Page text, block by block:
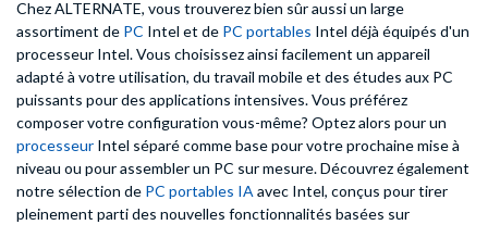
Chez ALTERNATE, vous trouverez bien sûr aussi un large
assortiment de PC Intel et de PC portables Intel déjà équipés d'un
processeur Intel. Vous choisissez ainsi facilement un appareil
adapté à votre utilisation, du travail mobile et des études aux PC
puissants pour des applications intensives. Vous préférez
composer votre configuration vous-même? Optez alors pour un
processeur Intel séparé comme base pour votre prochaine mise à
niveau ou pour assembler un PC sur mesure. Découvrez également
notre sélection de PC portables IA avec Intel, conçus pour tirer
pleinement parti des nouvelles fonctionnalités basées sur